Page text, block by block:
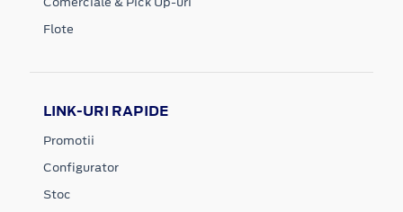
Flote
LINK-URI RAPIDE
Promotii
Configurator
Stoc